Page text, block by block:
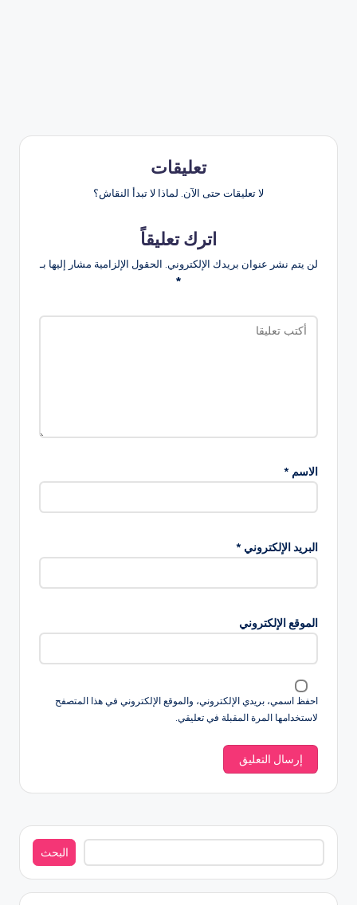
تعليقات
لا تعليقات حتى الآن. لماذا لا تبدأ النقاش؟
اترك تعليقاً
لن يتم نشر عنوان بريدك الإلكتروني. الحقول الإلزامية مشار إليها بـ
*
الاسم *
البريد الإلكتروني *
الموقع الإلكتروني
احفظ اسمي، بريدي الإلكتروني، والموقع الإلكتروني في هذا المتصفح
لاستخدامها المرة المقبلة في تعليقي.
البحث
البحث